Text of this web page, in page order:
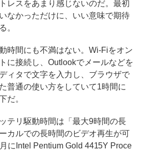
レスをあまり感じないのだ。最初
なかっただけに、いい意味で期待
。
時間にも不満はない。Wi-Fiをオン
に接続し、Outlookでメールなどを
ィタで文字を入力し、ブラウザで
普通の使い方をしていて1時間に
だ。
テリ駆動時間は「最大9時間の長
カルでの長時間のビデオ再生が可
にIntel Pentium Gold 4415Y Proce